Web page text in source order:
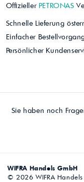
Offizieller PETRONAS
Schnelle Lieferung
Einfacher
Persönlicher
Sie haben noch
WIFRA Handels GmbH
© 2026 WIFRA Handels